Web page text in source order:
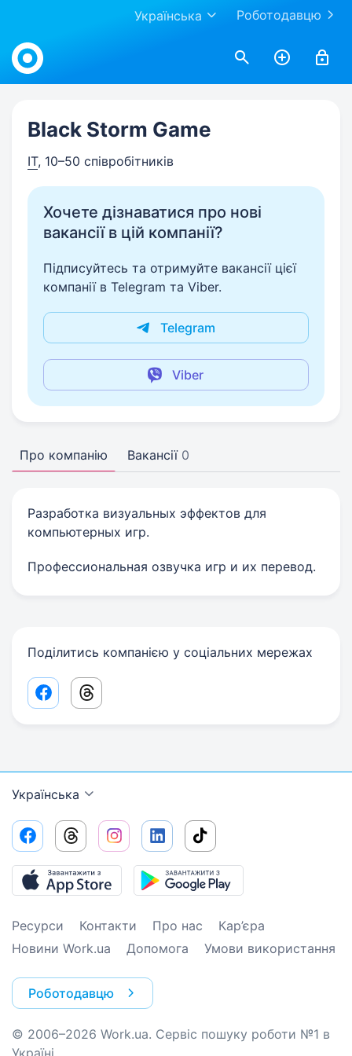
Роботодавцю
Українська
Work.ua
Black Storm Game
IT, 10–50 співробітників
Хочете дізнаватися про нові
вакансії в цій компанії?
Підписуйтесь та отримуйте вакансії цієї
компанії в Telegram та Viber.
Telegram
Viber
Про компанію Вакансії 0
Разработка визуальных эффектов для
компьютерных игр.
Профессиональная озвучка игр и их перевод.
Поділитись компанією у соціальних мережах
Facebook share link
Threads share link
Українська
Ресурси Контакти Про нас
Кар’єра
Новини Work.ua
Допомога Умови використання
Роботодавцю
© 2006–2026 Work.ua. Сервіс пошуку роботи №1 в
Україні.